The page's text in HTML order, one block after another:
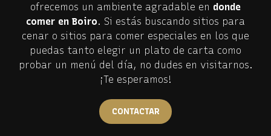
ofrecemos un ambiente agradable en donde
comer en Boiro. Si estás buscando sitios para
cenar o sitios para comer especiales en los que
puedas tanto elegir un plato de carta como
probar un menú del día, no dudes en visitarnos.
¡Te esperamos!
CONTACTAR